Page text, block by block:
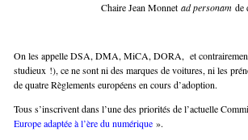
Chaire Jean Monnet ad personam de
On les appelle DSA, DMA, MiCA, DORA, et contrairement
studieux !), ce ne sont ni des marques de voitures, ni les
de quatre Règlements européens en cours d’adoption.
Tous s’inscrivent dans l’une des priorités de l’actuelle
Europe adaptée à l’ère du numérique ».